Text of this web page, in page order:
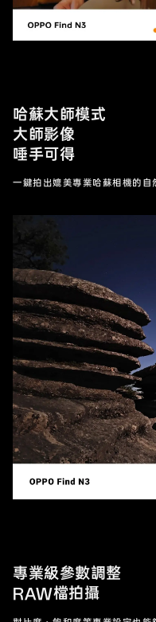
哈蘇大師模式
大師影像
唾手可得
一鍵拍出媲美專業哈蘇相機的自
專業級參數調整
RAW檔拍攝